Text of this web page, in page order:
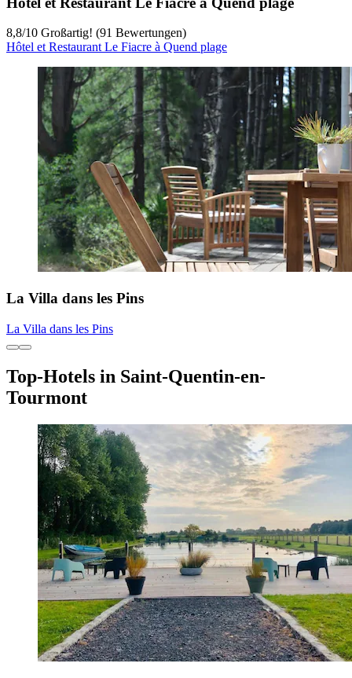
8,8/10 Großartig! (91 Bewertungen)
Hôtel et Restaurant Le Fiacre à Quend plage
La Villa dans les Pins
La Villa dans les Pins
Top-Hotels in Saint-Quentin-en-
Tourmont